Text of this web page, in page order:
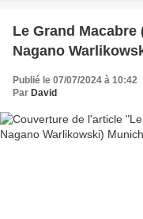
Le Grand
Nagano
Publié le 07/07/2024 à 10:42
Par David